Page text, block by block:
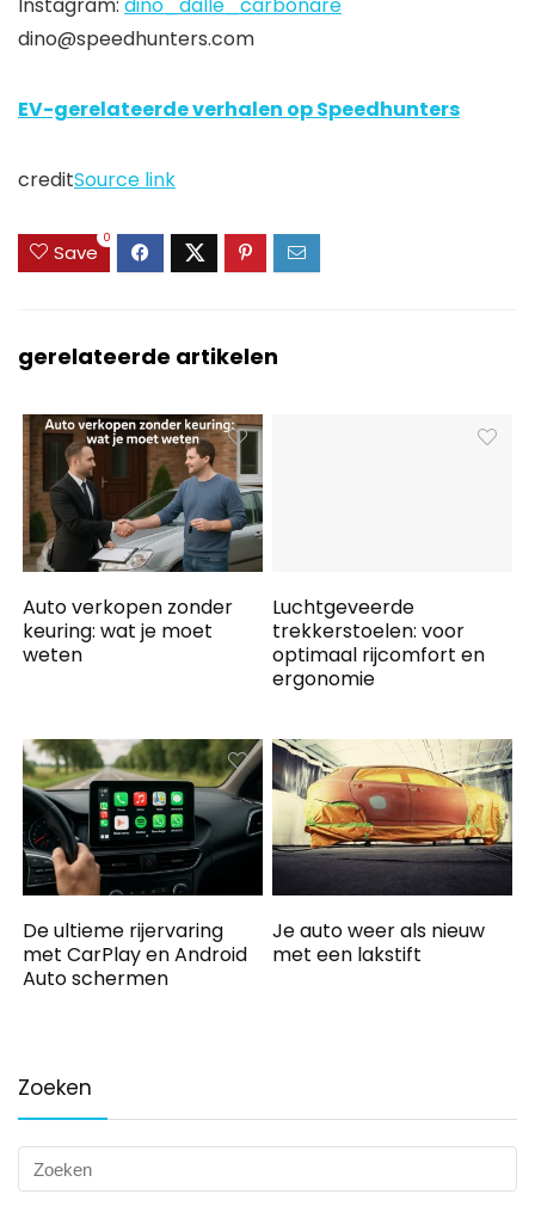
dino@speedhunters.com
EV-gerelateerde verhalen op Speedhunters
creditSource link
Save
0
gerelateerde artikelen
Auto verkopen zonder
keuring: wat je moet
weten
Luchtgeveerde
trekkerstoelen: voor
optimaal rijcomfort en
ergonomie
De ultieme rijervaring
met CarPlay en Android
Auto schermen
Je auto weer als nieuw
met een lakstift
Zoeken